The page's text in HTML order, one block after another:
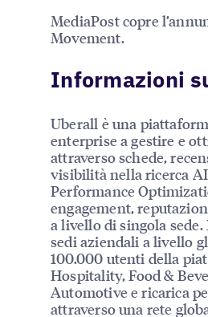
MediaPost copre
Movement.
Informazioni
Uberall è una
enterprise a gestire e
attraverso schede,
visibilità nella ricerca
Performance
engagement,
a livello di singola
sedi aziendali a livello
100.000 utenti della
Hospitality, Food &
Automotive e ricarica
attraverso una rete